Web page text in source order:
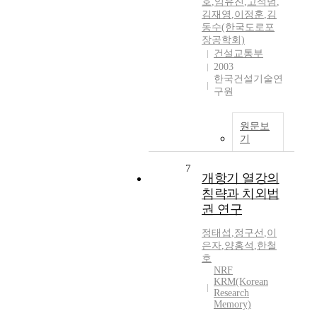
김재영 ,이정훈,김
동수(한국도로포
장공학회)
건설교통부
2003
한국건설기술연
구원
원문보
기
7
개항기 열강의
침략과 치외법
권 연구
정태섭 ,정구선 ,이
은자,양홍석 ,한철
호
NRF
KRM(Korean
Research
Memory)